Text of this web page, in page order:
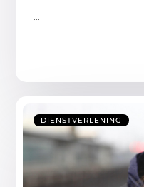
DIENSTVERLENING